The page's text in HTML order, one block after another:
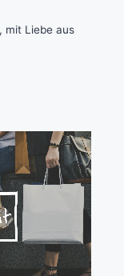
mit Liebe aus